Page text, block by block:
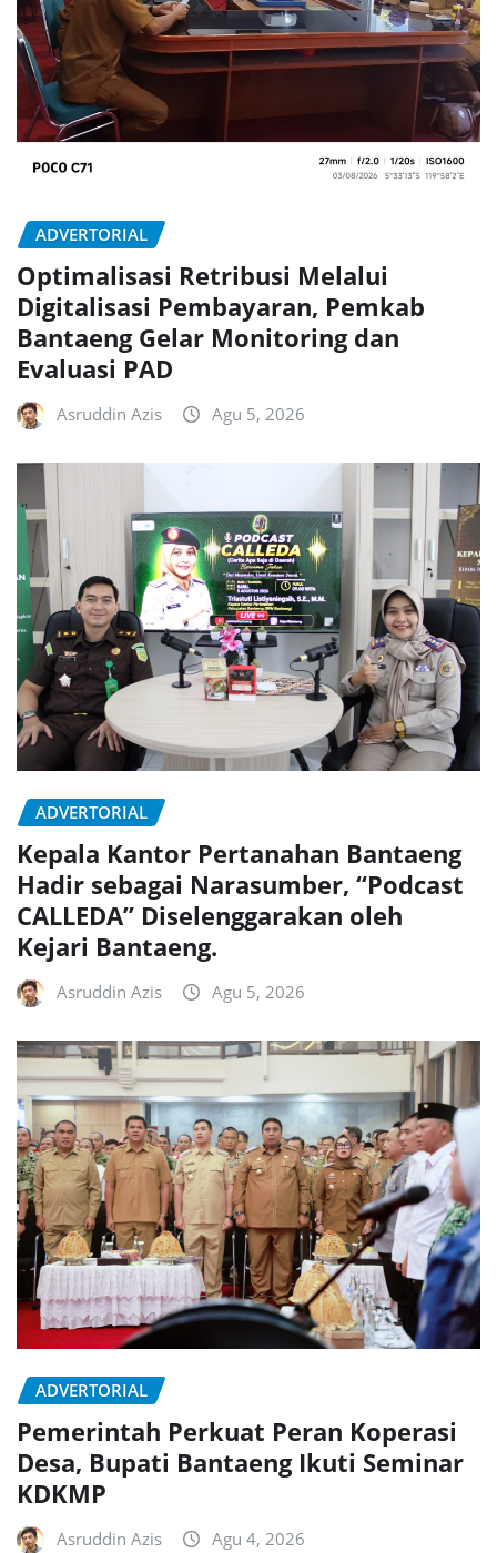
ADVERTORIAL
Optimalisasi Retribusi Melalui
Digitalisasi Pembayaran, Pemkab
Bantaeng Gelar Monitoring dan
Evaluasi PAD
Asruddin Azis Agu 5, 2026
ADVERTORIAL
Kepala Kantor Pertanahan Bantaeng
Hadir sebagai Narasumber, “Podcast
CALLEDA” Diselenggarakan oleh
Kejari Bantaeng.
Asruddin Azis Agu 5, 2026
ADVERTORIAL
Pemerintah Perkuat Peran Koperasi
Desa, Bupati Bantaeng Ikuti Seminar
KDKMP
Asruddin Azis Agu 4, 2026